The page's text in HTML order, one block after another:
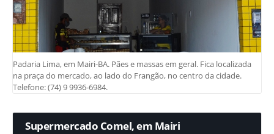
Padaria Lima, em Mairi-BA. Pães e massas em geral. Fica localizada
na praça do mercado, ao lado do Frangão, no centro da cidade.
Telefone: (74) 9 9936-6984.
Supermercado Comel, em Mairi